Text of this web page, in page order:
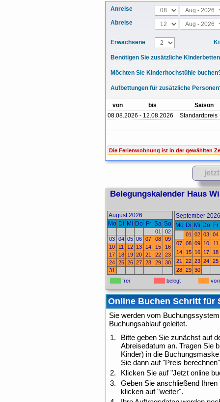
Anreise
Abreise
Erwachsene
Benötigen Sie zusätzliche
Möchten Sie Kinderhochstühle
Aufbettungen für zusätzliche
von bis
Saison
08.08.2026 - 12.08.2026
Standardpreis
Die Ferienwohnung ist in der gewählten
Belegungskalender Haus
August 2026
Mo Di Mi Do Fr Sa So
01
02
03 04 05 06 07 08
09
10
11 12 13 14 15
16
17
18 19 20 21 22
23
24 25 26 27 28 29
30
31
September
Mo Di Mi Do Fr
01 02 03 04
07 08 09 10
11
14
15 16 17
18
21
22 23 24 25
28 29 30
frei
belegt
Online Buchen Schritt für
Sie werden vom
Buchungsablauf geleitet.
Bitte geben Sie zunächst auf
Abreisedatum an. Tragen Sie
Kinder) in die
Sie dann auf "Preis
Klicken Sie auf "Jetzt online
Geben Sie anschließend
klicken auf "weiter".